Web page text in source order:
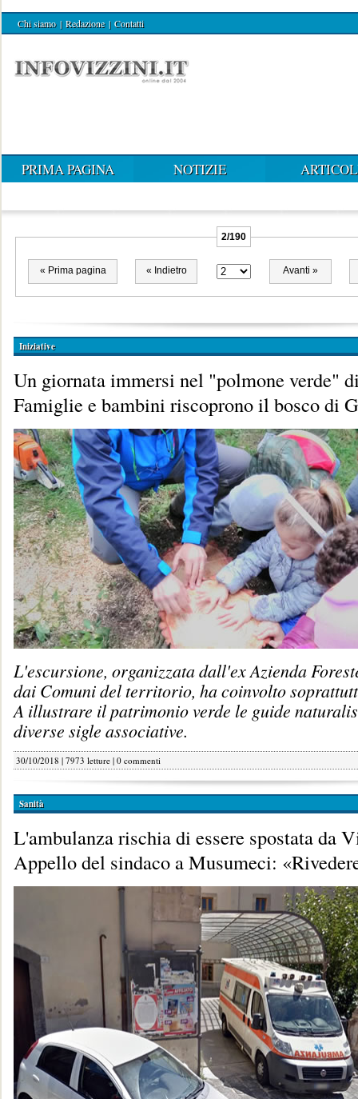
Chi siamo | Redazione | Contatti
PRIMA PAGINA NOTIZIE
2/190
« Prima pagina « Indietro Avanti »
Iniziative
Un giornata immersi nel "polmone verde"
Famiglie e bambini riscoprono il bosco di
L'escursione, organizzata dall'ex Azienda
dai Comuni del territorio, ha coinvolto
A illustrare il patrimonio verde le guide
diverse sigle associative.
30/10/2018 | 7973 letture | 0 commenti
Sanità
L'ambulanza rischia di essere spostata da
Appello del sindaco a Musumeci: